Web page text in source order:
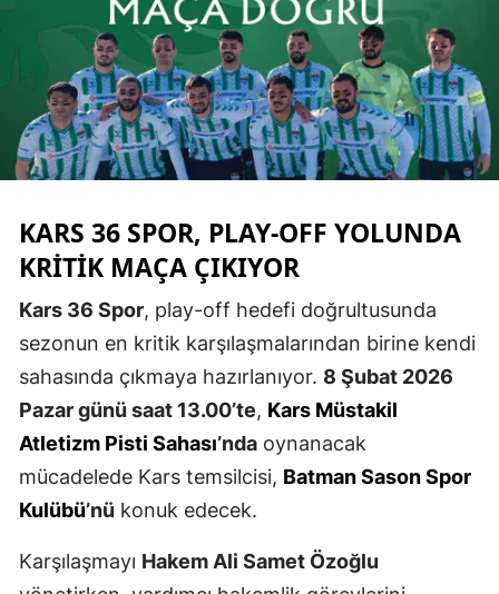
Diyarbakır
Edirne
Elazığ
Erzincan
Gaziantep
Giresun
Gümüşhane
Hakkari
Hatay
Mersin
KARS 36 SPOR, PLAY-OFF YOLUNDA
KRITIK MAÇA ÇIKIYOR
Kars 36 Spor, play-off hedefi doğrultusunda
sezonun en kritik karşılaşmalarından birine kendi
sahasında çıkmaya hazırlanıyor. 8 Şubat 2026
Pazar günü saat 13.00’te, Kars Müstakil
Atletizm Pisti Sahası’nda oynanacak
mücadelede Kars temsilcisi, Batman Sason Spor
Kulübü’nü konuk edecek.
Karşılaşmayı Hakem Ali Samet Özoğlu